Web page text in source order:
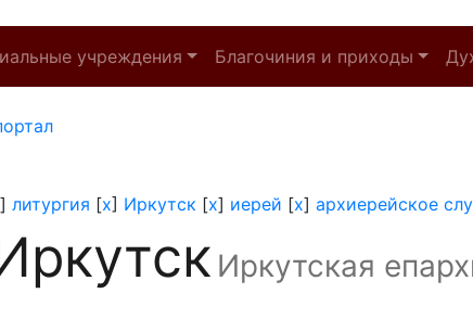
учреждения Благочиния и приходы
] литургия [x] Иркутск [x] иерей [x] архиерейское
Иркутская